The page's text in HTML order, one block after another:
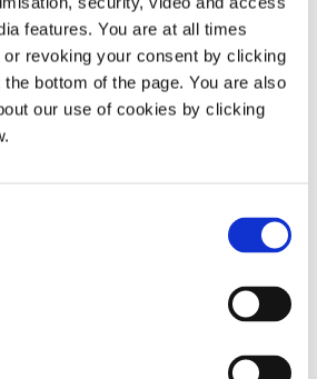
features. You are at all times
or revoking your consent by clicking
the bottom of the page. You are also
our use of cookies by clicking
bliver bedre til at genkende
får styrket deres tiltro til det politiske
er vigtigt, mener Folketingets
Kristensen:
hverdag, hvor de diskuterer
De unge kan, må og skal
et bedre samfund. Det er deres
men også fremover. Og det skal vi